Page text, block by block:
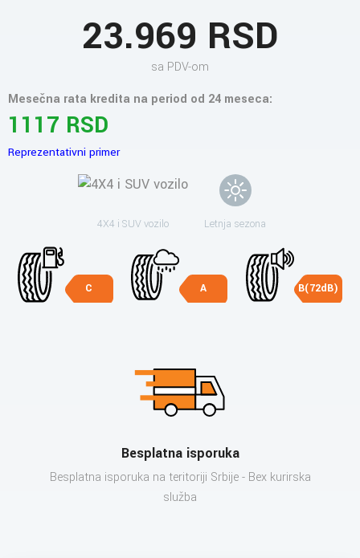
23.969 RSD
sa PDV-om
Mesečna rata kredita na period od 24 meseca:
1117 RSD
Reprezentativni primer
4X4 i SUV vozilo Letnja sezona
C A B(72dB)
Besplatna isporuka
Besplatna isporuka na teritoriji Srbije - Bex kurirska
služba